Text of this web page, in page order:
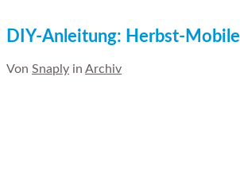
DIY-Anleitung: Herbst-Mobile
Von Snaply in Archiv